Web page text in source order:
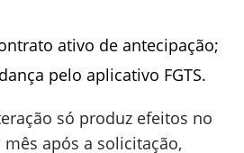
ativo de antecipação;
pelo aplicativo FGTS.
só produz efeitos no
após a solicitação,